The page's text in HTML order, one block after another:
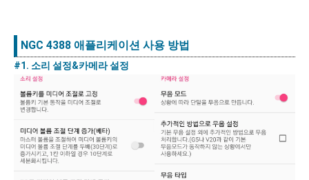
NGC 4388 애플리케이션 사용 방법
#1. 소리 설정&카메라 설정